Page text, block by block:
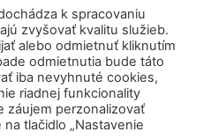
k spracovaniu
zvyšovať kvalitu služieb.
alebo odmietnuť kliknutím
odmietnutia bude táto
iba nevyhnuté cookies,
riadnej funkcionality
záujem perzonalizovať
tlačidlo „Nastavenie